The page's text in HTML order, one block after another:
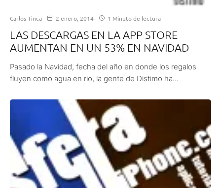
Carlos Tinca 2 enero, 2014 1 Minuto de lectura
LAS DESCARGAS EN LA APP STORE
AUMENTAN EN UN 53% EN NAVIDAD
Pasado la Navidad, fecha del año en donde los regalos
fluyen como agua en rio, la gente de Distimo ha...